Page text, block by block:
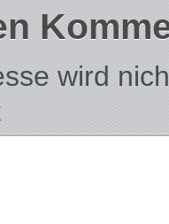
wird